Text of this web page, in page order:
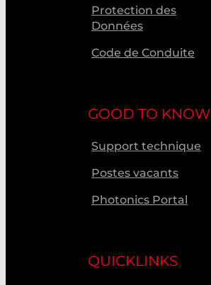
Protection des
Données
Code de Conduite
GOOD TO KNOW
Support technique
Postes vacants
Photonics Portal
QUICKLINKS